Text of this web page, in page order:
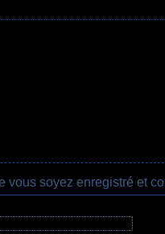
vous soyez enregistré et